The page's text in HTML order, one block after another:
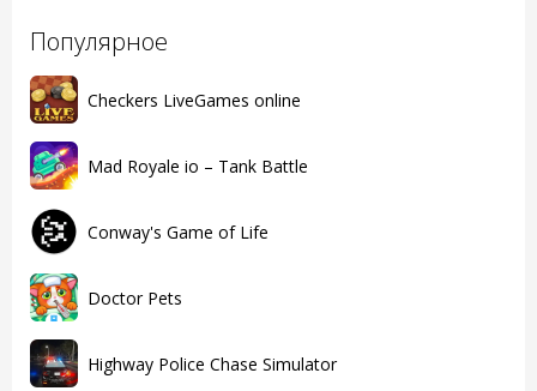
Популярное
Checkers LiveGames online
Mad Royale io – Tank Battle
Conway's Game of Life
Doctor Pets
Highway Police Chase Simulator